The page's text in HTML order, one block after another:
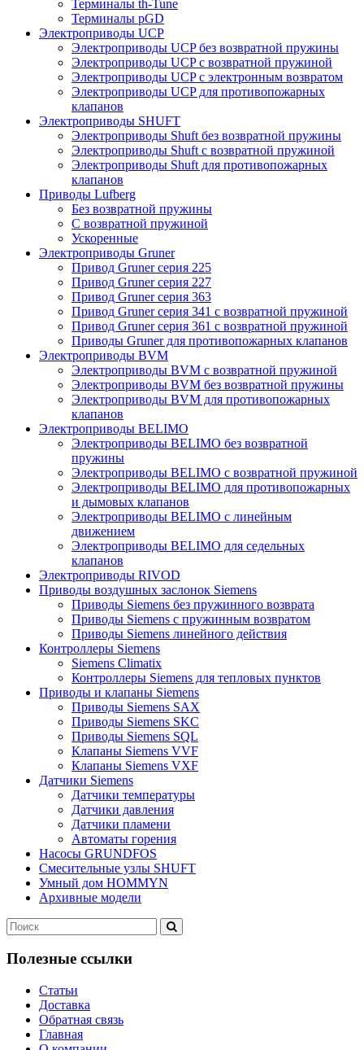
Терминалы th-Tune
Терминалы pGD
Электроприводы UCP
Электроприводы UCP без возвратной пружины
Электроприводы UCP с возвратной пружиной
Электроприводы UCP с электронным возвратом
Электроприводы UCP для противопожарных
клапанов
Электроприводы SHUFT
Электроприводы Shuft без возвратной пружины
Электроприводы Shuft с возвратной пружиной
Электроприводы Shuft для противопожарных
клапанов
Приводы Lufberg
Без возвратной пружины
С возвратной пружиной
Ускоренные
Электроприводы Gruner
Привод Gruner серия 225
Привод Gruner серия 227
Привод Gruner серия 363
Привод Gruner серия 341 с возвратной пружиной
Привод Gruner серия 361 с возвратной пружиной
Приводы Gruner для противопожарных клапанов
Электроприводы BVM
Электроприводы BVM с возвратной пружиной
Электроприводы BVM без возвратной пружины
Электроприводы BVM для противопожарных
клапанов
Электроприводы BELIMO
Электроприводы BELIMO без возвратной
пружины
Электроприводы BELIMO с возвратной пружиной
Электроприводы BELIMO для противопожарных
и дымовых клапанов
Электроприводы BELIMO с линейным
движением
Электроприводы BELIMO для седельных
клапанов
Электроприводы RIVOD
Приводы воздушных заслонок Siemens
Приводы Siemens без пружинного возврата
Приводы Siemens с пружинным возвратом
Приводы Siemens линейного действия
Контроллеры Siemens
Siemens Climatix
Контроллеры Siemens для тепловых пунктов
Приводы и клапаны Siemens
Приводы Siemens SAX
Приводы Siemens SKC
Приводы Siemens SQL
Клапаны Siemens VVF
Клапаны Siemens VXF
Датчики Siemens
Датчики температуры
Датчики давления
Датчики пламени
Автоматы горения
Насосы GRUNDFOS
Смесительные узлы SHUFT
Умный дом HOMMYN
Архивные модели
Полезные ссылки
Статьи
Доставка
Обратная связь
Главная